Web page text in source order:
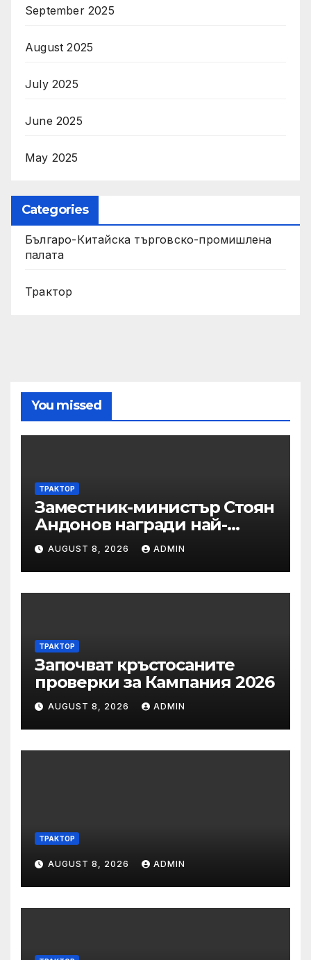
September 2025
August 2025
July 2025
June 2025
May 2025
Categories
Българо-Китайска търговско-промишлена
палата
Трактор
You missed
ТРАКТОР
Заместник-министър Стоян
Андонов награди най-
заслужилите спортисти на
ОСК “Левски”
AUGUST 8, 2026 ADMIN
ТРАКТОР
Започват кръстосаните
проверки за Кампания 2026
AUGUST 8, 2026 ADMIN
ТРАКТОР
AUGUST 8, 2026 ADMIN